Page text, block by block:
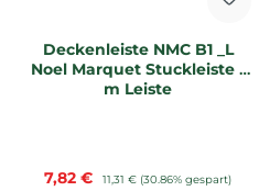
Deckenleiste NMC B1 _L
Noel Marquet Stuckleiste 1
m Leiste
Verkaufspreis:
7,82 € Regulärer Preis:
11,31 € (30.86% gespart)